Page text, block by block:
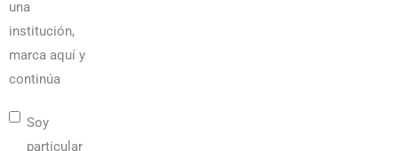
una
institución,
marca aquí y
continúa
Soy
particular